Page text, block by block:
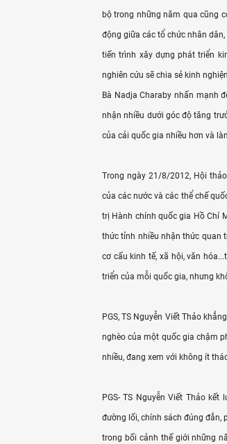
bộ trong những năm qua cũng
động giữa các tổ chức nhân
tiến trình xây dựng phát triển
nghiên cứu sẽ chia sẻ kinh
Bà Nadja Charaby nhấn mạnh
nhận nhiều dưới góc độ tăng
của cải quốc gia nhiều hơn và
Trong ngày 21/8/2012, Hội
của các nước và các thể chế
trị Hành chính quốc gia Hồ Chí
thức tỉnh nhiều nhận thức quan
cơ cấu kinh tế, xã hội, văn
triển của mỗi quốc gia, nhưng
PGS, TS Nguyễn Viết Thảo
nghèo của một quốc gia chậm
nhiều, đang xem với không ít
PGS- TS Nguyễn Viết Thảo
đường lối, chính sách đúng đắn,
trong bối cảnh thế giới những